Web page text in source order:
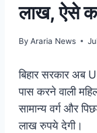
लाख, ऐसे
By Araria News
बिहार सरकार अब
पास करने वाली
सामान्य वर्ग और
लाख रुपये देगी।